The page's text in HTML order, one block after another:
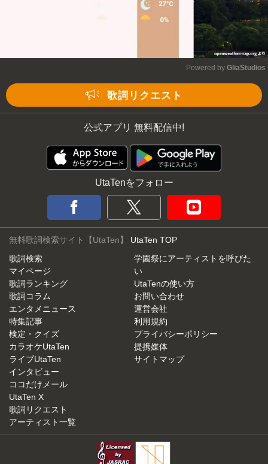
Powered by GliaStudios
歌詞リクエスト
公式アプリ 無料配信中!
UtaTenをフォロー
無料歌詞検索サイト【UtaTen】 UtaTen TOP
歌詞検索
マイページ
歌詞ランキング
歌詞コラム
エンタメニュース
特集記事
検定・クイズ
カラオケUtaTen
ライブUtaTen
インタビュー
ココだけメール
UtaTen X
歌詞リクエスト
アーティスト一覧
学園祭にアーティストを呼びた
い
UtaTenの使い方
お問い合わせ
運営会社
利用規約
プライバシーポリシー
提携媒体
サイトマップ